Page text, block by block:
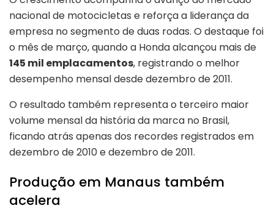
nacional de motocicletas e reforça a liderança da
empresa no segmento de duas rodas. O destaque foi
o mês de março, quando a Honda alcançou mais de
145 mil emplacamentos, registrando o melhor
desempenho mensal desde dezembro de 2011.
O resultado também representa o terceiro maior
volume mensal da história da marca no Brasil,
ficando atrás apenas dos recordes registrados em
dezembro de 2010 e dezembro de 2011.
Produção em Manaus também
acelera